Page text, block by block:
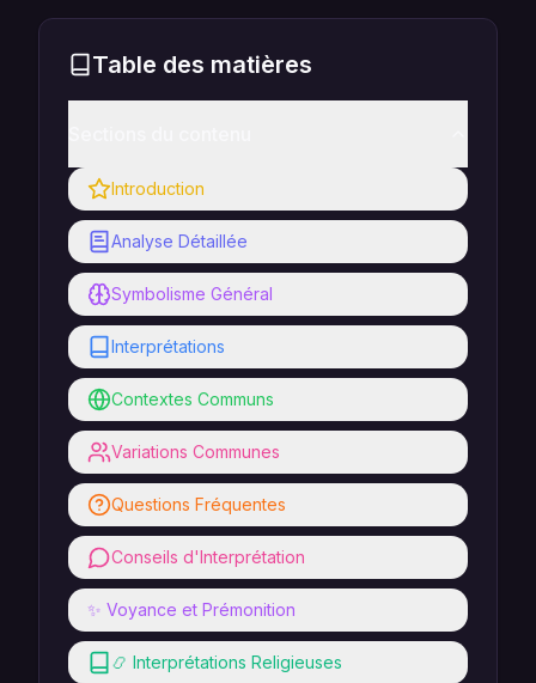
Table des matières
Introduction
Analyse Détaillée
Symbolisme Général
Interprétations
Contextes Communs
Variations Communes
Questions Fréquentes
Conseils d'Interprétation
✨ Voyance et Prémonition
📿 Interprétations Religieuses